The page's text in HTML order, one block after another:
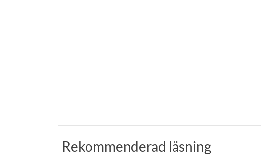
Rekommenderad läsning